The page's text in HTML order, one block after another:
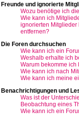
Freunde und ignorierte
Wozu benötige ich
Wie kann ich
ignorierten Mitglieder
entfernen?
Die Foren durchsuchen
Wie kann ich ein
Weshalb erhalte ich
Warum bekomme
Wie kann ich nach
Wie kann ich meine
Benachrichtigungen und
Was ist der
Beobachtung eines
Wie kann ich ein